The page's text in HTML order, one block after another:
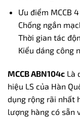
Ưu điểm MCCB
Chống ngắn
Thời gian tác
Kiểu dáng công
MCCB ABN104c Là
hiệu LS của Hàn
dụng rộng rãi nhất
lượng hàng có sẵn